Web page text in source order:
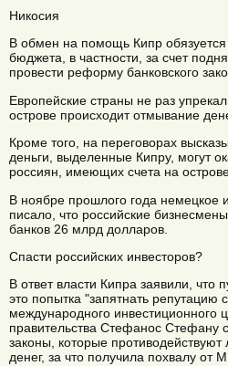
Никосия
В обмен на помощь Кипр
бюджета, в частности, за счет
провести реформу банковского
Европейские страны не раз
острове происходит отмывание
Кроме того, на переговорах
деньги, выделенные Кипру, могут
россиян, имеющих счета на
В ноябре прошлого года немецкое
писало, что российские
банков 26 млрд долларов.
Спасти российских инвесторов?
В ответ власти Кипра заявили, что
это попытка "запятнать репутацию
международного инвестиционного
правительства Стефанос Стефану
законы, которые противодействуют
денег, за что получила похвалу от